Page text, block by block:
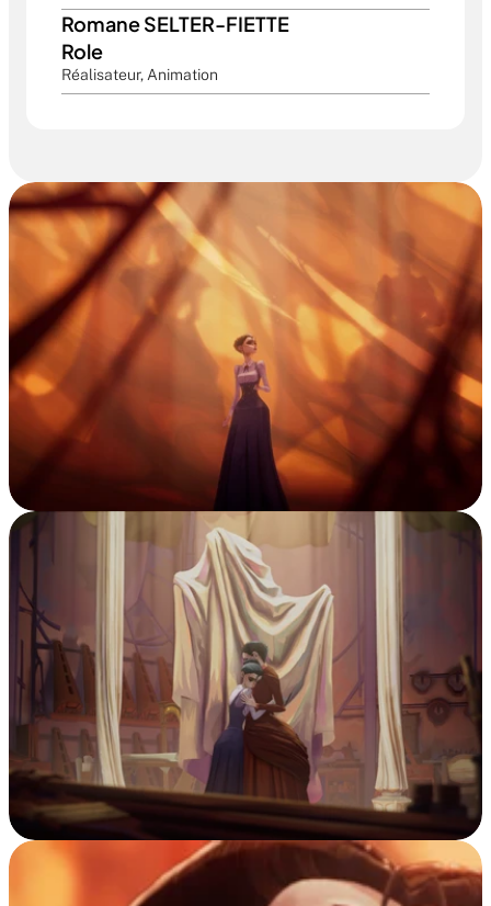
Romane SELTER-FIETTE
Role
Réalisateur, Animation